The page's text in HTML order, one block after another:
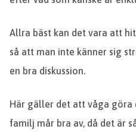
Allra bäst kan det vara att
så att man inte känner sig
en bra diskussion.
Här gäller det att våga
familj mår bra av, då det är